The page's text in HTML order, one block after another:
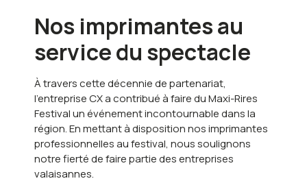
Nos imprimantes au
service du spectacle
À travers cette décennie de partenariat,
l’entreprise CX a contribué à faire du Maxi-Rires
Festival un événement incontournable dans la
région. En mettant à disposition nos imprimantes
professionnelles au festival, nous soulignons
notre fierté de faire partie des entreprises
valaisannes.